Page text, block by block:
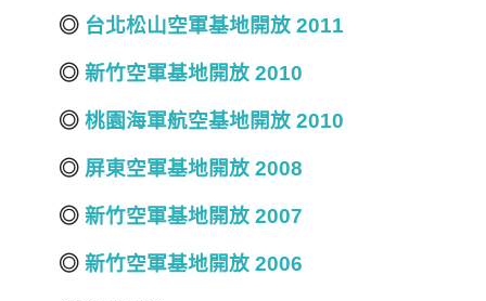
◎ 台北松山空軍基地開放 2011
◎ 新竹空軍基地開放 2010
◎ 桃園海軍航空基地開放 2010
◎ 屏東空軍基地開放 2008
◎ 新竹空軍基地開放 2007
◎ 新竹空軍基地開放 2006